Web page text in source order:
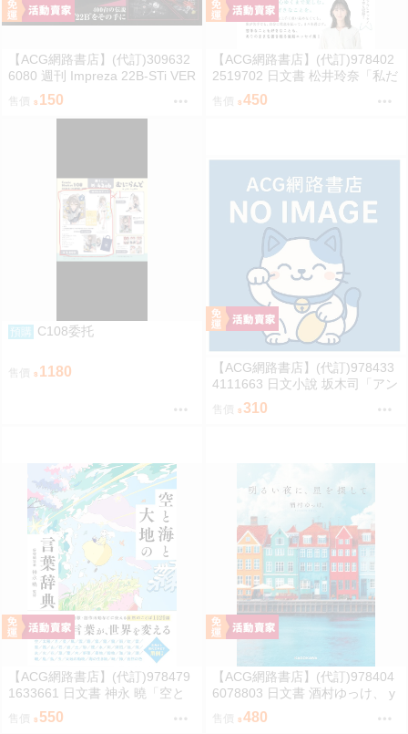
【ACG網路書店】(代訂)309632
6080 週刊 Impreza 22B-STi VER
SION をつくる (1) 創刊號
150
【ACG網路書店】(代訂)978402
2519702 日文書 松井玲奈「私だ
けの水槽」
450
預購 C108委托
售價 1180
【ACG網路書店】(代訂)978433
4111663 日文小說 坂木司「アン
と幸福」
售價 310
【ACG網路書店】(代訂)978479
1633661 日文書 神永 曉「空と
海と大地の言葉辞典」
550
【ACG網路書店】(代訂)978404
6078803 日文書 酒村ゆっけ、 y
ukke sakamura「明るい夜に、
星を探して」
480